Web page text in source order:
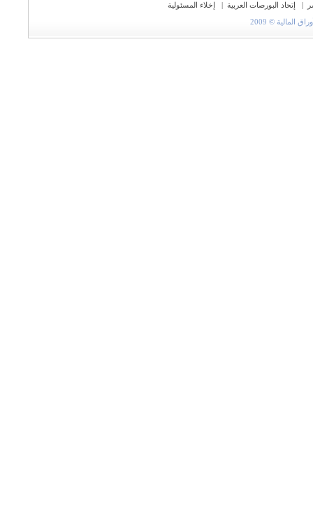
| إتحاد البورصات العربية |
إخلاء المسئولية
© 2009